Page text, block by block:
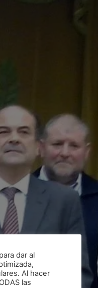
dar al
Al hacer
las